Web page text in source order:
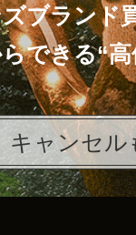
ブランド
できる“高
キャンセル